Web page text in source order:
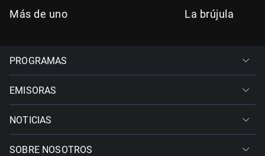
Más de uno La brújula
PROGRAMAS
EMISORAS
NOTICIAS
SOBRE NOSOTROS